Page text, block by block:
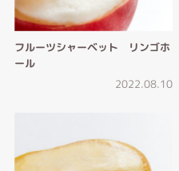
フルーツシャーベット リンゴホ
ール
2022.08.10